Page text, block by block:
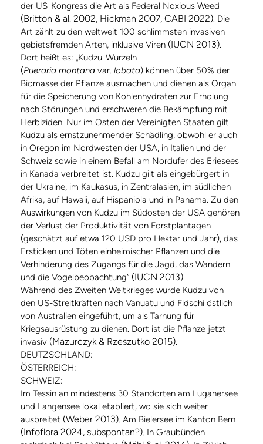
der US-Kongress die Art als Federal Noxious Weed
(Britton & al. 2002, Hickman 2007, CABI 2022). Die
Art zählt zu den weltweit 100 schlimmsten invasiven
gebietsfremden Arten, inklusive Viren (IUCN 2013).
Dort heißt es: „Kudzu-Wurzeln
(Pueraria montana var. lobata) können über 50% der
Biomasse der Pflanze ausmachen und dienen als Organ
für die Speicherung von Kohlenhydraten zur Erholung
nach Störungen und erschweren die Bekämpfung mit
Herbiziden. Nur im Osten der Vereinigten Staaten gilt
Kudzu als ernstzunehmender Schädling, obwohl er auch
in Oregon im Nordwesten der USA, in Italien und der
Schweiz sowie in einem Befall am Nordufer des Eriesees
in Kanada verbreitet ist. Kudzu gilt als eingebürgert in
der Ukraine, im Kaukasus, in Zentralasien, im südlichen
Afrika, auf Hawaii, auf Hispaniola und in Panama. Zu den
Auswirkungen von Kudzu im Südosten der USA gehören
der Verlust der Produktivität von Forstplantagen
(geschätzt auf etwa 120 USD pro Hektar und Jahr), das
Ersticken und Töten einheimischer Pflanzen und die
Verhinderung des Zugangs für die Jagd, das Wandern
und die Vogelbeobachtung“ (IUCN 2013).
Während des Zweiten Weltkrieges wurde Kudzu von
den US-Streitkräften nach Vanuatu und Fidschi östlich
von Australien eingeführt, um als Tarnung für
Kriegsausrüstung zu dienen. Dort ist die Pflanze jetzt
invasiv (Mazurczyk & Rzeszutko 2015).
DEUTZSCHLAND: ---
ÖSTERREICH: ---
SCHWEIZ:
Im Tessin an mindestens 30 Standorten am Luganersee
und Langensee lokal etabliert, wo sie sich weiter
ausbreitet (Weber 2013). Am Bielersee im Kanton Bern
(Infoflora 2024, subspontan?). In Graubünden